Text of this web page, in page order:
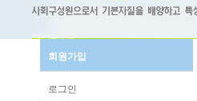
회원가입
로그인